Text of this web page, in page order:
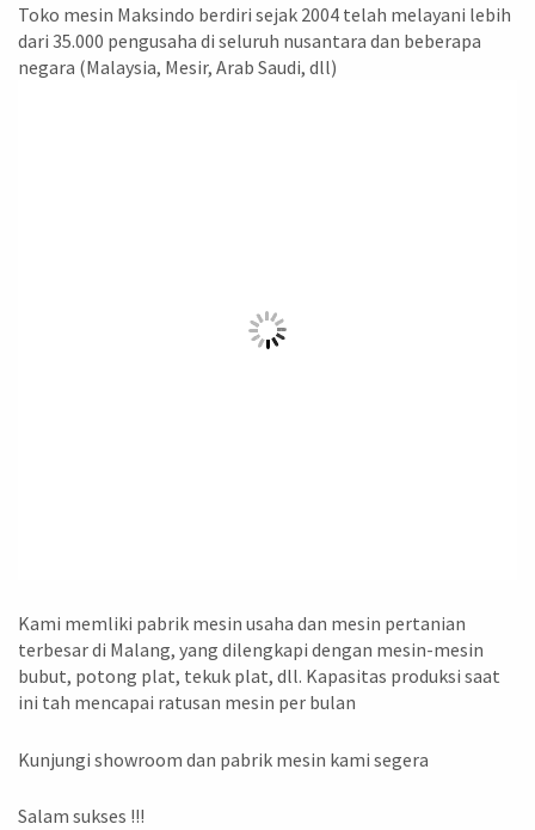
Toko mesin Maksindo berdiri sejak 2004 telah melayani lebih
dari 35.000 pengusaha di seluruh nusantara dan beberapa
negara (Malaysia, Mesir, Arab Saudi, dll)
Kami memliki pabrik mesin usaha dan mesin pertanian
terbesar di Malang, yang dilengkapi dengan mesin-mesin
bubut, potong plat, tekuk plat, dll. Kapasitas produksi saat
ini tah mencapai ratusan mesin per bulan
Kunjungi showroom dan pabrik mesin kami segera
Salam sukses !!!